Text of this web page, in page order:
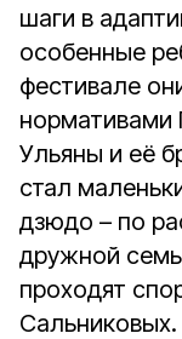
шаги в
особенные
фестивале
Ульяны и её
стал
дзюдо – по
дружной
проходят